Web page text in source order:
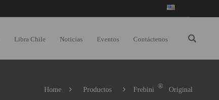
Libra Chile Noticias Eventos Contáctenos
Home Productos Frebini ® Original